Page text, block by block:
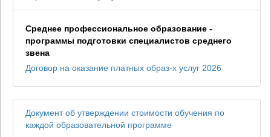
Среднее профессиональное образование -
программы подготовки специалистов среднего
звена
Договор на оказание платных образ-х услуг 2026
Документ об утверждении стоимости обучения по
каждой образовательной программе